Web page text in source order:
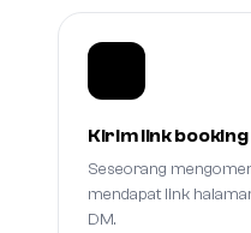
Kirim link booking
Seseorang
mendapat link
DM.